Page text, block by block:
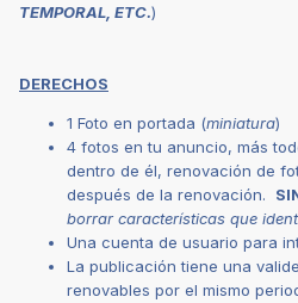
TEMPORAL, ETC.)
DERECHOS
1 Foto en portada (miniatura)
4 fotos en tu anuncio, más
dentro de él, renovación de
después de la renovación.
borrar características que
Una cuenta de usuario para
La publicación tiene una
renovables por el mismo